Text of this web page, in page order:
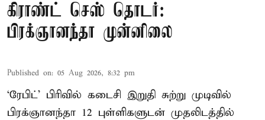
கிராண்ட் செஸ் தொடர்:
பிரக்ஞானந்தா முன்னிலை
Published on: 05 Aug 2026, 8:32 pm
‘ரேபிட்’ பிரிவில் கடைசி இறுதி சுற்று முடிவில்
பிரக்ஞானந்தா 12 புள்ளிகளுடன் முதலிடத்தில்